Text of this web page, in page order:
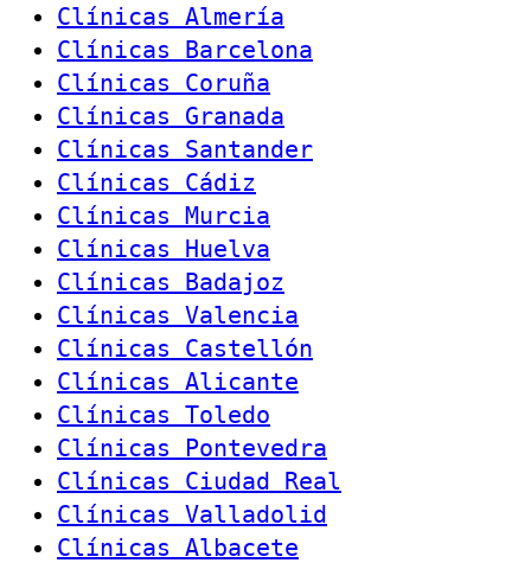
Clínicas Almería
Clínicas Barcelona
Clínicas Coruña
Clínicas Granada
Clínicas Santander
Clínicas Cádiz
Clínicas Murcia
Clínicas Huelva
Clínicas Badajoz
Clínicas Valencia
Clínicas Castellón
Clínicas Alicante
Clínicas Toledo
Clínicas Pontevedra
Clínicas Ciudad Real
Clínicas Valladolid
Clínicas Albacete